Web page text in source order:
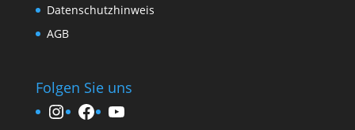
Datenschutzhinweis
AGB
Folgen Sie uns
Instagram
Facebook
YouTube